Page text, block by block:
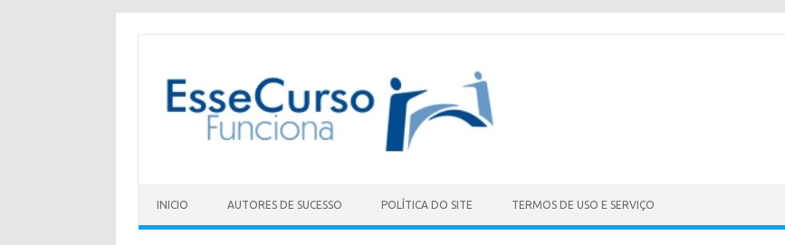
INICIO AUTORES DE SUCESSO POLÍTICA DO SITE TERMOS DE USO E SERVIÇO